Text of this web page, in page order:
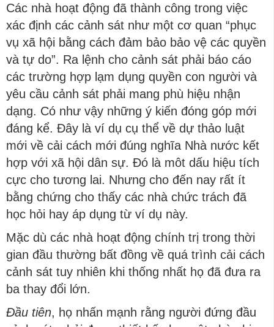
Các nhà hoạt động đã thành công trong việc
xác định các cảnh sát như một cơ quan “phục
vụ xã hội bằng cách đảm bảo bảo vệ các quyền
và tự do”. Ra lệnh cho cảnh sát phải báo cáo
các trường hợp lạm dụng quyền con người và
yêu cầu cảnh sát phải mang phù hiệu nhận
dạng. Có như vậy những ý kiến đóng góp mới
đáng kể. Đây là ví dụ cụ thể về dự thảo luật
mới về cải cách mới đúng nghĩa Nhà nước kết
hợp với xã hội dân sự. Đó là môt dấu hiệu tích
cực cho tương lai. Nhưng cho đến nay rất ít
bằng chứng cho thấy các nhà chức trách đã
học hỏi hay áp dụng từ ví dụ này.
Mặc dù các nhà hoạt động chính trị trong thời
gian đầu thường bất đồng về quá trình cải cách
cảnh sát tuy nhiên khi thống nhất họ đã đưa ra
ba thay đổi lớn.
Đầu tiên, họ nhấn mạnh rằng người đứng đầu